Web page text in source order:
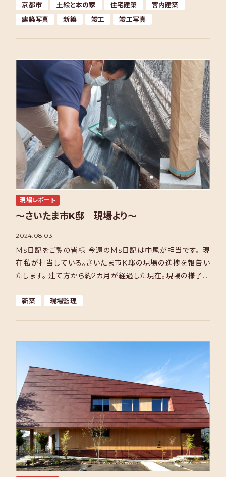
京都市 土絵と本の家 住宅建築
宮内建築
建築写真
新築 竣工 竣工写真
現場レポート
～さいたま市K邸 現場より～
2024.08.03
Ms日記をご覧の皆様 今週のMs日記は中尾が担当です。 現
在私が担当している。さいたま市K邸の現場の進捗を報告い
たします。 建て方から約2カ月が経過した現在。現場の様子を
新築 現場監理